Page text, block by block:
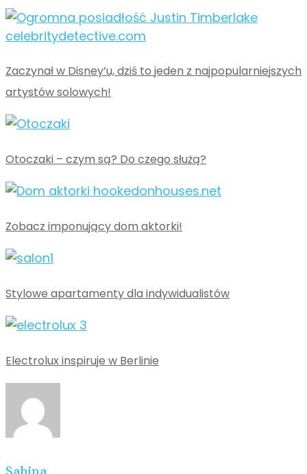
Zaczynał w Disney’u, dziś to jeden z najpopularniejszych
artystów solowych!
Otoczaki – czym są? Do czego służą?
Zobacz imponujący dom aktorki!
Stylowe apartamenty dla indywidualistów
Electrolux inspiruje w Berlinie
Sabina